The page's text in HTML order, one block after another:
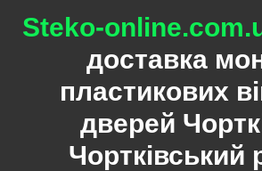
Steko-
доставка
пластикових
дверей
Чортківський